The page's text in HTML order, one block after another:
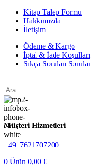
Kitap Talep Formu
Hakkımızda
İletişim
Ödeme & Kargo
İptal & İade Koşulları
Sıkça Sorulan Sorular
Müşteri Hizmetleri
+4917621707200
0 Ürün 0,00 €